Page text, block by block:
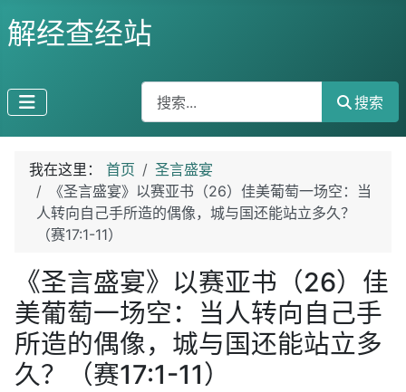
解经查经站
搜索
搜索
我在这里： 首页
圣言盛宴
《圣言盛宴》以赛亚书（26）佳美葡萄一场空：当
人转向自己手所造的偶像，城与国还能站立多久？
（赛17:1-11）
《圣言盛宴》以赛亚书（26）佳
美葡萄一场空：当人转向自己手
所造的偶像，城与国还能站立多
久？（赛17:1-11）